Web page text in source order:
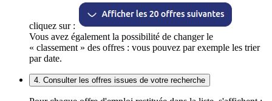
cliquez sur :
Vous avez également la possibilité de changer le
« classement » des offres : vous pouvez par exemple les trier
par date.
4. Consulter les offres issues de votre recherche